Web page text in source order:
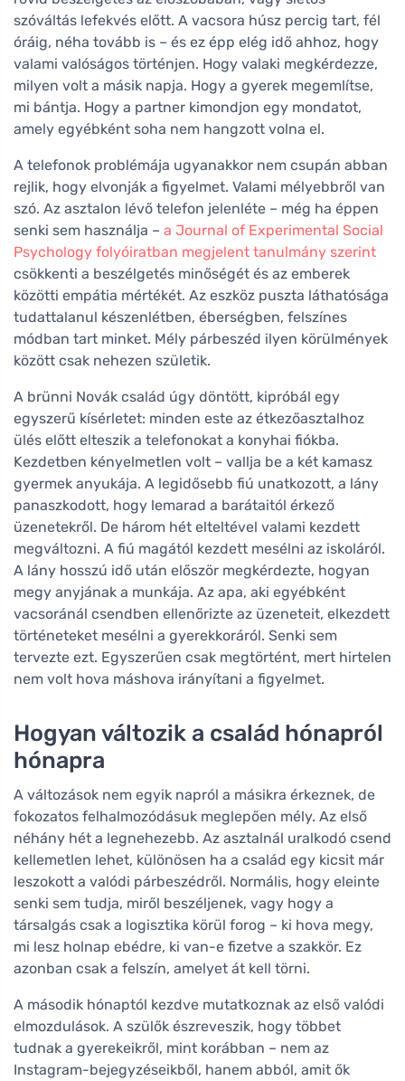
szóváltás lefekvés előtt. A vacsora húsz percig tart, fél
óráig, néha tovább is – és ez épp elég idő ahhoz, hogy
valami valóságos történjen. Hogy valaki megkérdezze,
milyen volt a másik napja. Hogy a gyerek megemlítse,
mi bántja. Hogy a partner kimondjon egy mondatot,
amely egyébként soha nem hangzott volna el.
A telefonok problémája ugyanakkor nem csupán abban
rejlik, hogy elvonják a figyelmet. Valami mélyebbről van
szó. Az asztalon lévő telefon jelenléte – még ha éppen
senki sem használja – a Journal of Experimental Social
Psychology folyóiratban megjelent tanulmány szerint
csökkenti a beszélgetés minőségét és az emberek
közötti empátia mértékét. Az eszköz puszta láthatósága
tudattalanul készenlétben, éberségben, felszínes
módban tart minket. Mély párbeszéd ilyen körülmények
között csak nehezen születik.
A brünni Novák család úgy döntött, kipróbál egy
egyszerű kísérletet: minden este az étkezőasztalhoz
ülés előtt elteszik a telefonokat a konyhai fiókba.
Kezdetben kényelmetlen volt – vallja be a két kamasz
gyermek anyukája. A legidősebb fiú unatkozott, a lány
panaszkodott, hogy lemarad a barátaitól érkező
üzenetekről. De három hét elteltével valami kezdett
megváltozni. A fiú magától kezdett mesélni az iskoláról.
A lány hosszú idő után először megkérdezte, hogyan
megy anyjának a munkája. Az apa, aki egyébként
vacsoránál csendben ellenőrizte az üzeneteit, elkezdett
történeteket mesélni a gyerekkoráról. Senki sem
tervezte ezt. Egyszerűen csak megtörtént, mert hirtelen
nem volt hova máshova irányítani a figyelmet.
Hogyan változik a család hónapról
hónapra
A változások nem egyik napról a másikra érkeznek, de
fokozatos felhalmozódásuk meglepően mély. Az első
néhány hét a legnehezebb. Az asztalnál uralkodó csend
kellemetlen lehet, különösen ha a család egy kicsit már
leszokott a valódi párbeszédről. Normális, hogy eleinte
senki sem tudja, miről beszéljenek, vagy hogy a
társalgás csak a logisztika körül forog – ki hova megy,
mi lesz holnap ebédre, ki van-e fizetve a szakkör. Ez
azonban csak a felszín, amelyet át kell törni.
A második hónaptól kezdve mutatkoznak az első valódi
elmozdulások. A szülők észreveszik, hogy többet
tudnak a gyerekeikről, mint korábban – nem az
Instagram-bejegyzéseikből, hanem abból, amit ők